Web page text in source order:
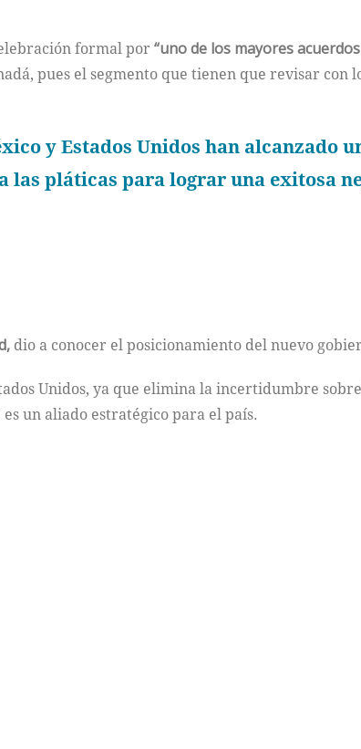
formal por “uno de los mayores
pues el segmento que tienen que revisar con
y Estados Unidos han alcanzado
las pláticas para lograr una exitosa
dio a conocer el posicionamiento del nuevo
Unidos, ya que elimina la incertidumbre
es un aliado estratégico para el país.